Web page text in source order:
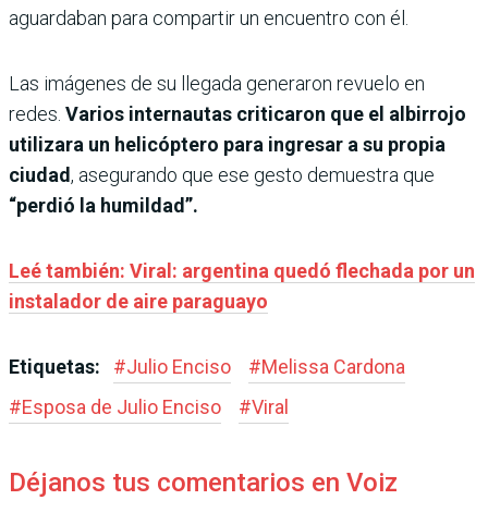
aguardaban para compartir un encuentro con él.
Las imágenes de su llegada generaron revuelo en
redes. Varios internautas criticaron que el albirrojo
utilizara un helicóptero para ingresar a su propia
ciudad, asegurando que ese gesto demuestra que
“perdió la humildad”.
Leé también: Viral: argentina quedó flechada por un
instalador de aire paraguayo
Etiquetas: #Julio Enciso #Melissa Cardona
#Esposa de Julio Enciso #Viral
Déjanos tus comentarios en Voiz